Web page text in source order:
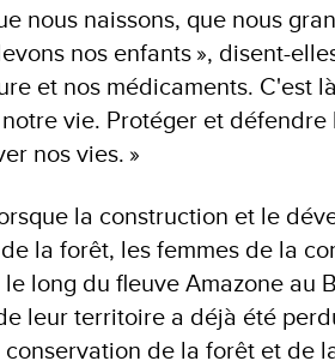
nous naissons, que nous
nos enfants », disent-
et nos médicaments. C'est
vie. Protéger et
nos vies. »
la construction et le
la forêt, les femmes de la
le long du fleuve Amazone
leur territoire a déjà été
de la forêt et de